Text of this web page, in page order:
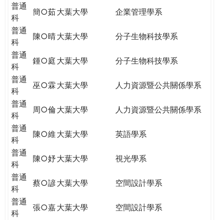
普通
科
簡○茹大葉大學
企業管理學系
普通
科
陳○晴大葉大學
分子生物科技學系
普通
科
鍾○庭 大葉大學
分子生物科技學系
普通
科
巫○霖 大葉大學
人力資源暨公共關係學系
普通
科
周○倫 大葉大學
人力資源暨公共關係學系
普通
科
陳○維 大葉大學
英語學系
普通
科
陳○妤大葉大學
視光學系
普通
科
蔡○諺大葉大學
空間設計學系
普通
科
張○嘉大葉大學
空間設計學系